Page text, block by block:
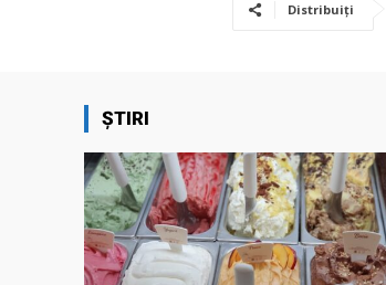
Distribuiți
ȘTIRI